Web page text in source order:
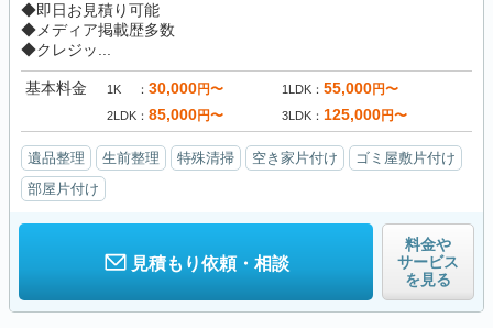
◆即日お見積り可能
◆メディア掲載歴多数
◆クレジッ...
基本料金 1K 30,000円〜 1LDK 55,000円〜
2LDK 85,000円〜 3LDK 125,000円〜
遺品整理 生前整理 特殊清掃 空き家片付け
ゴミ屋敷片付け
部屋片付け
見積もり依頼・相談
料金や
サービス
を見る